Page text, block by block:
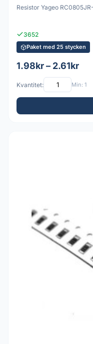
Resistor Yageo
3652
Paket med 25 stycken
1.98kr – 2.61kr
Kvantitet: Min: 1